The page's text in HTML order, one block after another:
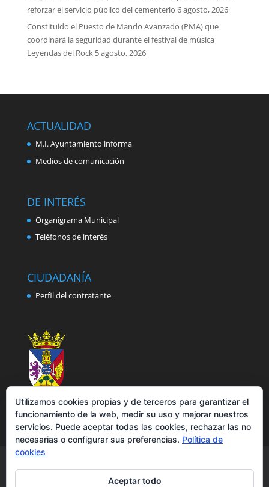
reforzar el servicio público del cementerio 6 agosto, 2026
Constituido el Puesto de Mando Avanzado (PMA) que
coordinará la seguridad durante el festival de música
Leyendas del Rock 5 agosto, 2026
ACTUALIDAD
M.I. Ayuntamiento informa
Medios de comunicación
DE INTERÉS
Organigrama Municipal
Teléfonos de interés
CIUDADANÍA
Perfil del contratante
Política de cookies
Accesibilidad
Utilizamos cookies propias y de terceros para garantizar el
funcionamiento de la web, medir su uso y mejorar nuestros
servicios. Puede aceptar todas las cookies, rechazar las no
necesarias o configurar sus preferencias. Política de
cookies
Aceptar todo